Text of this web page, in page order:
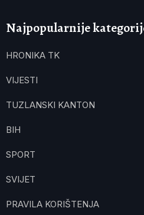
Najpopularnije
HRONIKA TK
VIJESTI
TUZLANSKI KANTON
BIH
SPORT
SVIJET
PRAVILA KORIŠTENJA